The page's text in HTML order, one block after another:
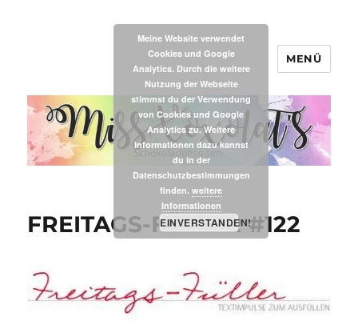
MissXoxolat's
MENÜ
FREITAGS-FÜLLER #122
Meine Website verwendet
Cookies und Google
Analytics. Durch die weitere
Nutzung der Webseite
stimmst du der Verwendung
von Cookies und Google
Analytics zu. Weitere
Informationen dazu kannst
du in der
Datenschutzbestimmungen
finden. weitere
Informationen
EINVERSTANDEN!